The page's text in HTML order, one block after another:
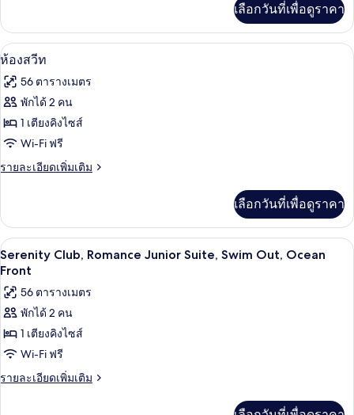
ทะเล
(Serenity
Club
Romance)
เกี่ยว
กับ
ห้อง
เนียร์
สวี
ริม
ทะเล
Club
เลือกวันที่เพื่อดูราคา
เปิด
ภาพถ่าย
ทั้งหมด
ของ
ห้อง
สวีท
เครื่องนอนระดับพรีเมียม, เตียงพร้อม
5
ห้องสวีท
56 ตารางเมตร
พักได้ 2 คน
1 เตียงคิงไซส์
Wi-Fi ฟรี
รายละเอียดเพิ่มเติม
ราย
เกี่ยว
กับ
ห้อง
สวี
เลือกวันที่เพื่อดูราคา
เปิด
ภาพถ่าย
ทั้งหมด
ของ
Serenity
Club,
Romance
เครื่องนอนระดับพรีเมียม, เตียงพร้อม
7
Serenity Club, Romance Junior Suite, Swim Out, Ocean
Front
56 ตารางเมตร
พักได้ 2 คน
1 เตียงคิงไซส์
Wi-Fi ฟรี
รายละเอียดเพิ่มเติม
ราย